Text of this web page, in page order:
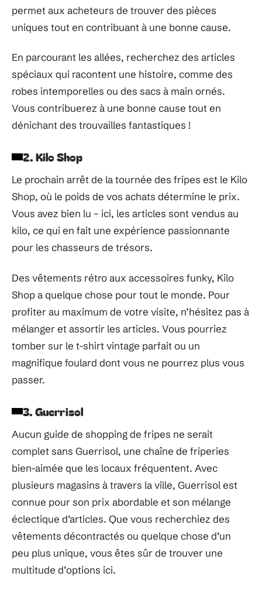
permet aux acheteurs de trouver des pièces
uniques tout en contribuant à une bonne cause.
En parcourant les allées, recherchez des articles
spéciaux qui racontent une histoire, comme des
robes intemporelles ou des sacs à main ornés.
Vous contribuerez à une bonne cause tout en
dénichant des trouvailles fantastiques !
2. Kilo Shop
Le prochain arrêt de la tournée des fripes est le Kilo
Shop, où le poids de vos achats détermine le prix.
Vous avez bien lu – ici, les articles sont vendus au
kilo, ce qui en fait une expérience passionnante
pour les chasseurs de trésors.
Des vêtements rétro aux accessoires funky, Kilo
Shop a quelque chose pour tout le monde. Pour
profiter au maximum de votre visite, n’hésitez pas à
mélanger et assortir les articles. Vous pourriez
tomber sur le t-shirt vintage parfait ou un
magnifique foulard dont vous ne pourrez plus vous
passer.
3. Guerrisol
Aucun guide de shopping de fripes ne serait
complet sans Guerrisol, une chaîne de friperies
bien-aimée que les locaux fréquentent. Avec
plusieurs magasins à travers la ville, Guerrisol est
connue pour son prix abordable et son mélange
éclectique d’articles. Que vous recherchiez des
vêtements décontractés ou quelque chose d’un
peu plus unique, vous êtes sûr de trouver une
multitude d’options ici.